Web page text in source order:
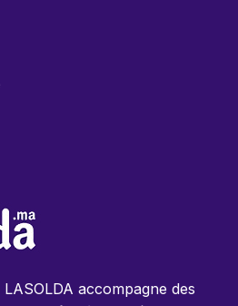
accompagne des